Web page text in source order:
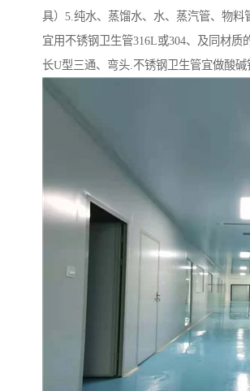
具）5.纯水、蒸馏水、水、蒸汽管、物料
宜用不锈钢卫生管316L或304、及同材质
长U型三通、弯头.不锈钢卫生管宜做酸碱